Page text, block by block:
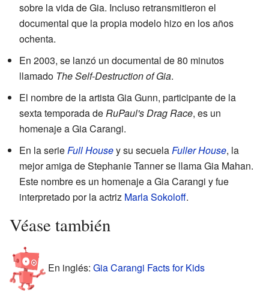
sobre la vida de Gia. Incluso retransmitieron el
documental que la propia modelo hizo en los años
ochenta.
En 2003, se lanzó un documental de 80 minutos
llamado The Self-Destruction of Gia.
El nombre de la artista Gia Gunn, participante de la
sexta temporada deRuPaul's Drag Race, es un
homenaje a Gia Carangi.
En la serieFull Housey su secuelaFuller House, la
mejor amiga de Stephanie Tanner se llama Gia Mahan.
Este nombre es un homenaje a Gia Carangi y fue
interpretado por la actriz Marla Sokoloff.
Véase también
En inglés: Gia Carangi Facts for Kids